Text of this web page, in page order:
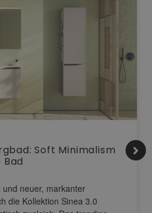
Soft Minimalism
neuer, markanter
die Kollektion Sinea 3.0